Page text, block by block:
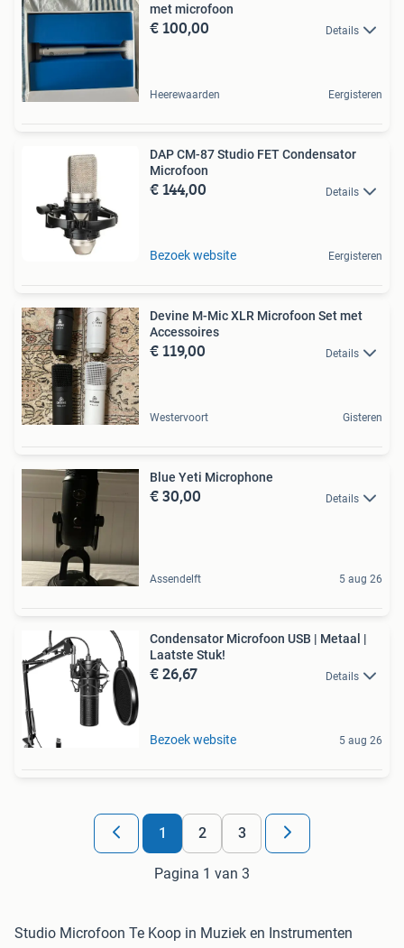
met microfoon
€ 100,00 Details
Heerewaarden Eergisteren
DAP CM-87 Studio FET Condensator
Microfoon
€ 144,00 Details
Bezoek website Eergisteren
Devine M-Mic XLR Microfoon Set met
Accessoires
€ 119,00 Details
Westervoort Gisteren
Blue Yeti Microphone
€ 30,00 Details
Assendelft 5 aug 26
Condensator Microfoon USB | Metaal |
Laatste Stuk!
€ 26,67 Details
Bezoek website 5 aug 26
1 2 3
Pagina 1 van 3
Studio Microfoon Te Koop in Muziek en Instrumenten